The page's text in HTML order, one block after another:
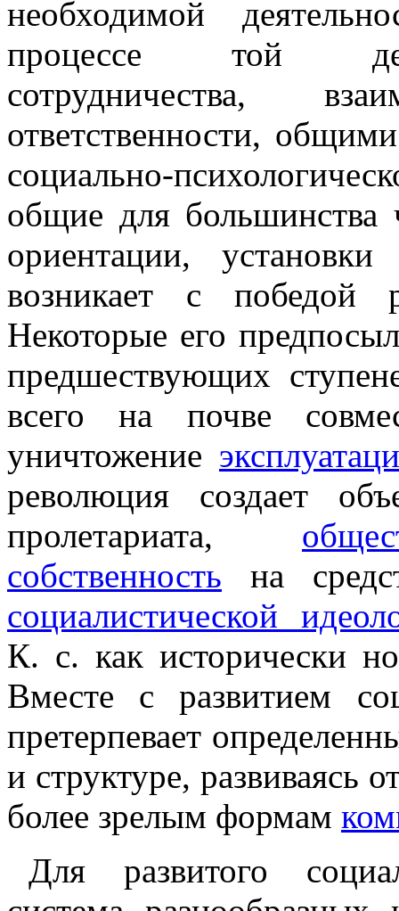
необходимой
процессе той
сотрудничества,
ответственности,
социально-
общие для большинства
ориентации,
возникает с победой
Некоторые его
предшествующих
всего на почве
уничтожение
революция создает
пролетариата,
собственность на
социалистической
К. с. как исторически
Вместе с развитием
претерпевает
и структуре, развиваясь
более зрелым формам
Для развитого